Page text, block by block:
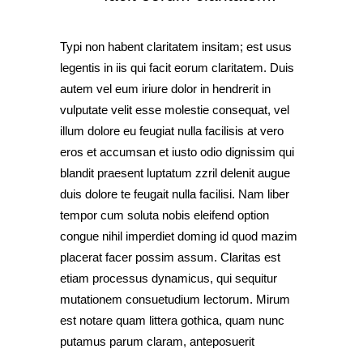
Typi non habent claritatem insitam; est usus
legentis in iis qui facit eorum claritatem. Duis
autem vel eum iriure dolor in hendrerit in
vulputate velit esse molestie consequat, vel
illum dolore eu feugiat nulla facilisis at vero
eros et accumsan et iusto odio dignissim qui
blandit praesent luptatum zzril delenit augue
duis dolore te feugait nulla facilisi. Nam liber
tempor cum soluta nobis eleifend option
congue nihil imperdiet doming id quod mazim
placerat facer possim assum. Claritas est
etiam processus dynamicus, qui sequitur
mutationem consuetudium lectorum. Mirum
est notare quam littera gothica, quam nunc
putamus parum claram, anteposuerit